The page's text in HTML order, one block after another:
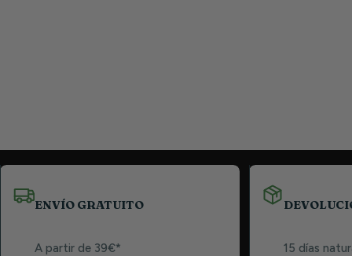
ENVÍO GRATUITO
A partir de 39€* 15 días